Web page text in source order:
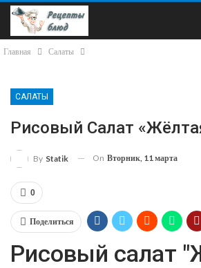
Главная Салаты
САЛАТЫ
Рисовый Салат
By Statik On Вторник, 11 марта
0
Поделиться
Рисовый салат